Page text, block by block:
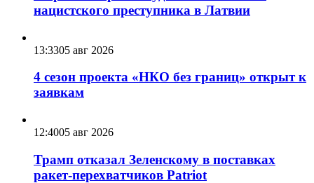
нацистского преступника в Латвии
13:3305 авг 2026
4 сезон проекта «НКО без границ» открыт к
заявкам
12:4005 авг 2026
Трамп отказал Зеленскому в поставках
ракет-перехватчиков Patriot